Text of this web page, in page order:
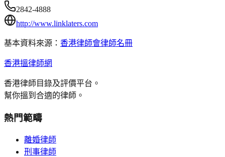
2842-4888
http://www.linklaters.com
基本資料來源： 香港律師會律師名冊
香港搵律師網
香港律師目錄及評價平台。
幫你搵到合適的律師。
熱門範疇
離婚律師
刑事律師